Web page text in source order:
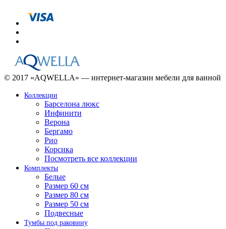
© 2017 «AQWELLA» — интернет-магазин мебели для ванной
Коллекции
Барселона люкс
Инфинити
Верона
Бергамо
Рио
Корсика
Посмотреть все коллекции
Комплекты
Белые
Размер 60 см
Размер 80 см
Размер 50 см
Подвесные
Тумбы под раковину